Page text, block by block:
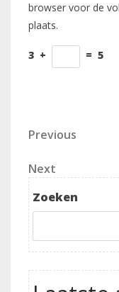
browser voor de
plaats.
3 + = 5
Previous
Previous
Next
Post
Next
Zoeken